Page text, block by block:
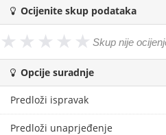
Ocijenite skup podataka
Opcije suradnje
Predloži ispravak
Predloži unaprjeđenje